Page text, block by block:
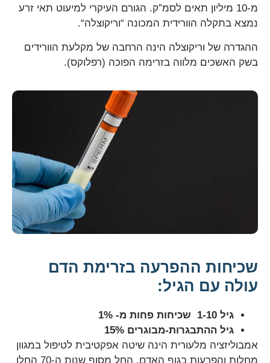
מ-10 מיליון תאים לסמ”ק. הגורם העיקרי למיעוט תאי זרע
נמצא בתקלה הוורידית המכונה “וריקוצלה“.
ההגדרה של וריקוצלה הינה הרחבה של מקלעת הוורידים
בשק האשכים מלווה בזרימה הפוכה (רפלוקס).
שכיחות ההפרעה בזרימת הדם
עולה עם הגיל:
גיל 1-10 שכיחות פחות מ- 1%
גיל ההתבגרות-מבוגרים 15%
אמבוליזציה מלעורית הינה שיטה אפקטיבית לטיפול במגוון
מחלות והפרעות בגוף האדם. החל מסוף שנות ה-70 החלו